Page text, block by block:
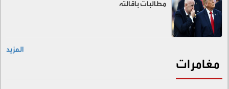
مطالبات باقالته
المزيد
مغامرات